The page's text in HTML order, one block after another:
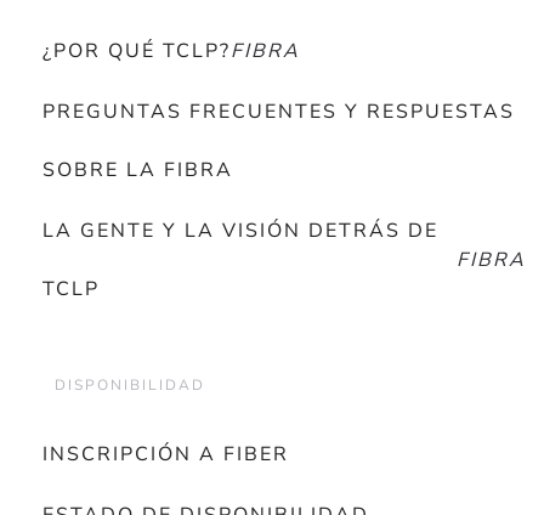
¿POR QUÉ TCLP?FIBRA
PREGUNTAS FRECUENTES Y RESPUESTAS
SOBRE LA FIBRA
LA GENTE Y LA VISIÓN DETRÁS DE
TCLP
FIBRA
DISPONIBILIDAD
INSCRIPCIÓN A FIBER